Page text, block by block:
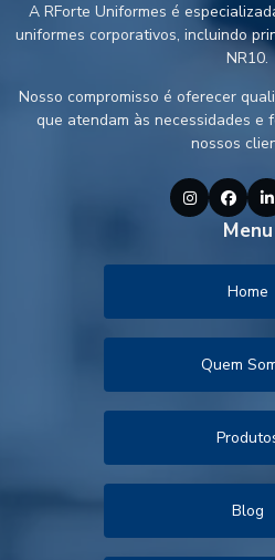
A RForte Uniformes é
uniformes corporativos, incluindo
NR10.
Nosso compromisso é oferecer
que atendam às necessidades e
nossos
Menu
Home
Quem
Blog